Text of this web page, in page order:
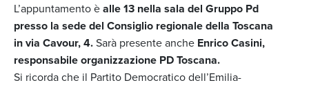
L’appuntamento èalle 13 nella sala del Gruppo Pd
presso la sede del Consiglio regionale della Toscana
in via Cavour, 4.Sarà presente anche Enrico Casini,
responsabile organizzazione PD Toscana.
Si ricorda che il Partito Democratico dell’Emilia-